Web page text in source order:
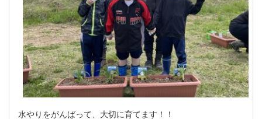
水やりをがんばって、大切に育てます！！